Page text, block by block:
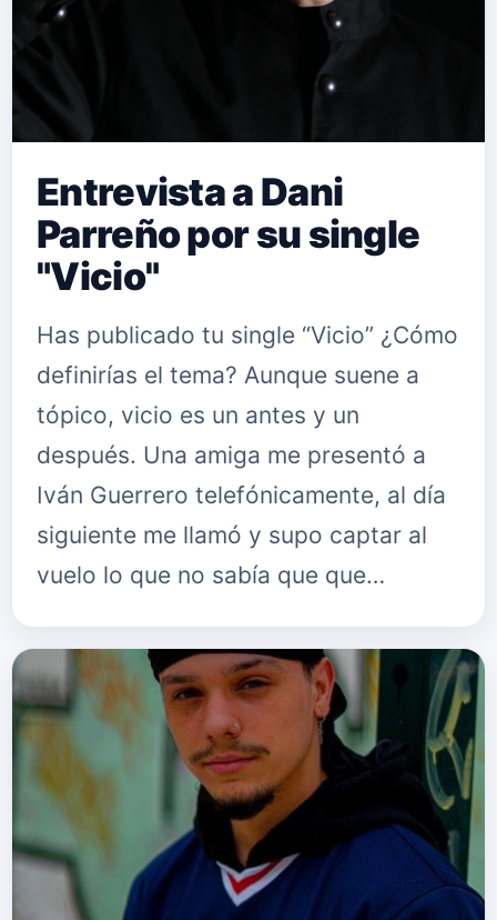
Entrevista a Dani
Parreño por su single
"Vicio"
Has publicado tu single “Vicio” ¿Cómo
definirías el tema? Aunque suene a
tópico, vicio es un antes y un
después. Una amiga me presentó a
Iván Guerrero telefónicamente, al día
siguiente me llamó y supo captar al
vuelo lo que no sabía que que…